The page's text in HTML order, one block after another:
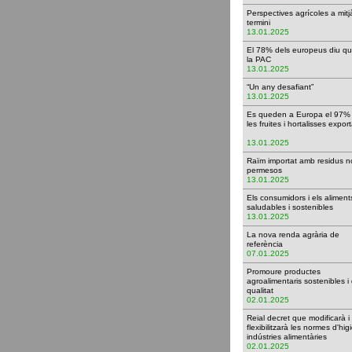
Perspectives agrícoles a
termini
13.01.2025
El 78% dels europeus diu
la PAC
13.01.2025
“Un any desafiant”
13.01.2025
Es queden a Europa el 97%
les fruites i hortalisses
13.01.2025
Raïm importat amb residus
permesos
13.01.2025
Els consumidors i els
saludables i sostenibles
13.01.2025
La nova renda agrària de
referència
07.01.2025
Promoure productes
agroalimentaris sostenibles i
qualitat
02.01.2025
Reial decret que modificarà i
flexibilitzarà les normes
indústries alimentàries
02.01.2025